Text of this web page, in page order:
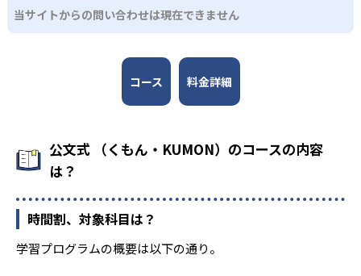
当サイトからの問い合わせは現在できません
コース 料金詳細
公文式 （くもん・KUMON）のコースの内容
は？
時間割、対象科目は？
学習プログラムの概要は以下の通り。